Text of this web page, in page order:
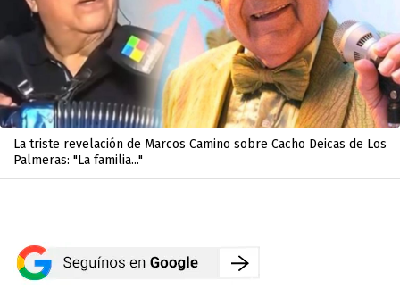
La triste revelación de Marcos Camino sobre Cacho Deicas de Los
Palmeras: "La familia..."